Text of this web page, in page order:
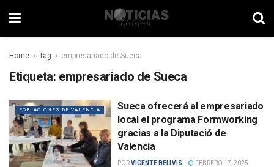
Home Tag empresariado de Sueca
Etiqueta: empresariado de Sueca
POBLACIONES DE VALENCIA
Sueca ofrecerá al empresariado
local el programa Formworking
gracias a la Diputació de
Valencia
PORVICENTE BELLVIS FEBRERO 17, 2025